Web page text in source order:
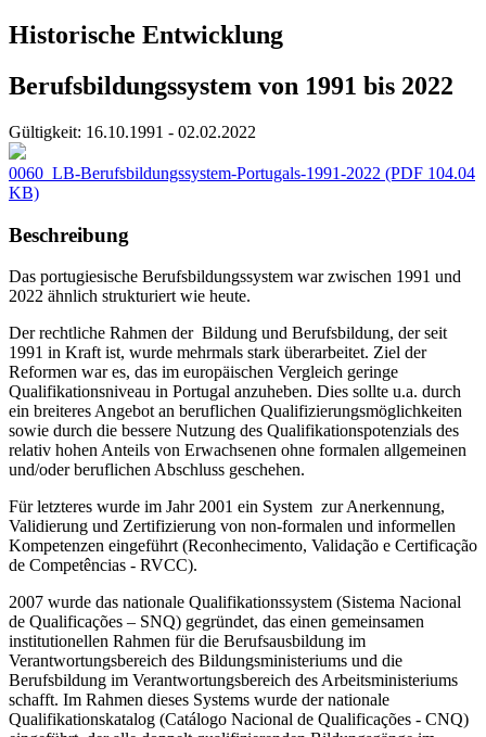
Historische Entwicklung
Berufsbildungssystem von 1991 bis 2022
Gültigkeit: 16.10.1991 - 02.02.2022
0060_LB-Berufsbildungssystem-Portugals-1991-2022 (PDF 104.04
KB)
Beschreibung
Das portugiesische Berufsbildungssystem war zwischen 1991 und
2022 ähnlich strukturiert wie heute.
Der rechtliche Rahmen der Bildung und Berufsbildung, der seit
1991 in Kraft ist, wurde mehrmals stark überarbeitet. Ziel der
Reformen war es, das im europäischen Vergleich geringe
Qualifikationsniveau in Portugal anzuheben. Dies sollte u.a. durch
ein breiteres Angebot an beruflichen Qualifizierungsmöglichkeiten
sowie durch die bessere Nutzung des Qualifikationspotenzials des
relativ hohen Anteils von Erwachsenen ohne formalen allgemeinen
und/oder beruflichen Abschluss geschehen.
Für letzteres wurde im Jahr 2001 ein System zur Anerkennung,
Validierung und Zertifizierung von non-formalen und informellen
Kompetenzen eingeführt (Reconhecimento, Validação e Certificação
de Competências - RVCC).
2007 wurde das nationale Qualifikationssystem (Sistema Nacional
de Qualificações – SNQ) gegründet, das einen gemeinsamen
institutionellen Rahmen für die Berufsausbildung im
Verantwortungsbereich des Bildungsministeriums und die
Berufsbildung im Verantwortungsbereich des Arbeitsministeriums
schafft. Im Rahmen dieses Systems wurde der nationale
Qualifikationskatalog (Catálogo Nacional de Qualificações - CNQ)